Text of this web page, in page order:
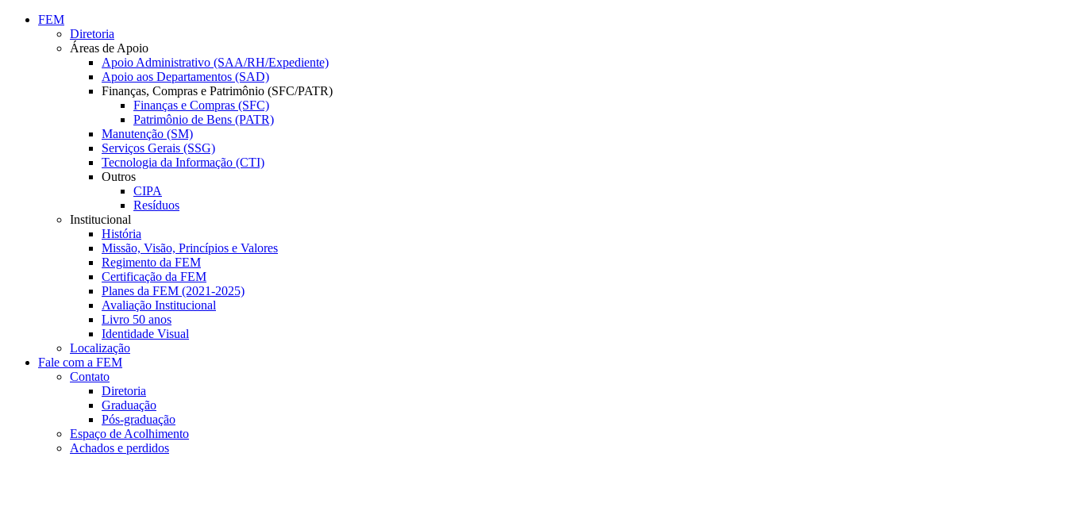
Conteúdo principal
FEM
Diretoria
Áreas de Apoio
Apoio Administrativo (SAA/RH/Expediente)
Apoio aos Departamentos (SAD)
Finanças, Compras e Patrimônio (SFC/PATR)
Finanças e Compras (SFC)
Patrimônio de Bens (PATR)
Manutenção (SM)
Serviços Gerais (SSG)
Tecnologia da Informação (CTI)
Outros
CIPA
Resíduos
Institucional
História
Missão, Visão, Princípios e Valores
Regimento da FEM
Certificação da FEM
Planes da FEM (2021-2025)
Avaliação Institucional
Livro 50 anos
Identidade Visual
Localização
Fale com a FEM
Contato
Diretoria
Graduação
Pós-graduação
Espaço de Acolhimento
Achados e perdidos